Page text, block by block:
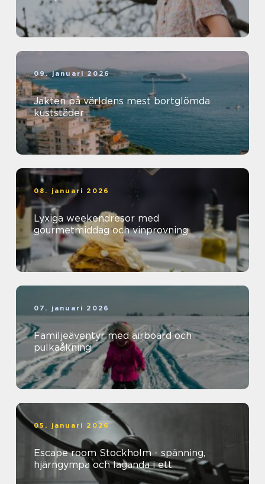
09. januari 2026
Jakten på världens mest bortglömda
kuststäder
08. januari 2026
Lyxiga weekendresor med
gourmetmiddag och vinprovning
07. januari 2026
Familjeäventyr med airboard och
pulkaåkning
05. januari 2026
Escape room Stockholm - spänning,
hjärngympa och laganda i ett